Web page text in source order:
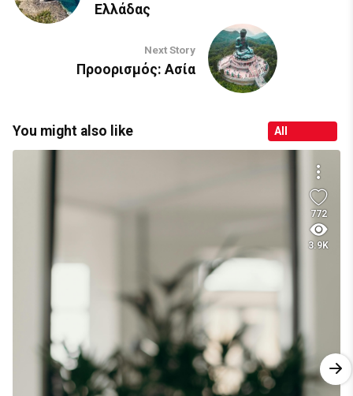
Ελλάδας
Next Story
Προορισμός: Ασία
You might also like All
772
3.9K